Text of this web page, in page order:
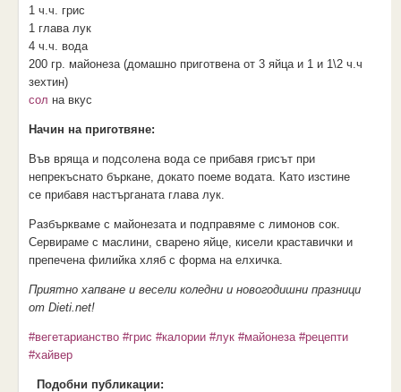
1 ч.ч. грис
1 глава лук
4 ч.ч. вода
200 гр. майонеза(домашно приготвена от 3 яйца и 1 и 1\2 ч.ч
зехтин)
сол на вкус
Начин на приготвяне:
Във вряща и подсолена вода се прибавя грисът при
непрекъснато бъркане, докато поеме водата. Като изстине
се прибавя настърганата глава лук.
Разбъркваме с майонезата и подправяме с лимонов сок.
Сервираме с маслини, сварено яйце, кисели краставички и
препечена филийка хляб с форма на елхичка.
Приятно хапване и весели коледни и новогодишни празници
от Dieti.net!
#вегетарианство #грис #калории #лук #майонеза #рецепти
#хайвер
Подобни публикации: